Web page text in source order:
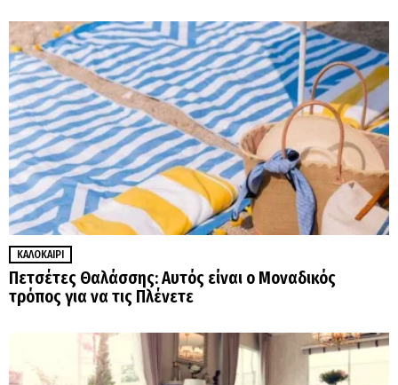
ΚΑΛΟΚΑΊΡΙ
Πετσέτες Θαλάσσης: Αυτός είναι ο Μοναδικός
τρόπος για να τις Πλένετε